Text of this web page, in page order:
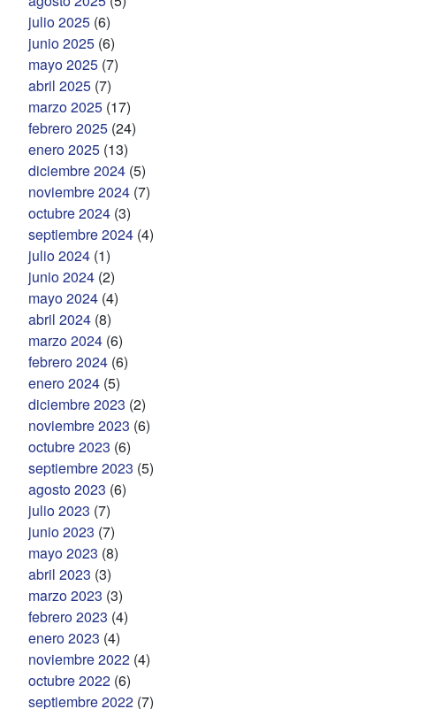
julio 2025 (6)
junio 2025 (6)
mayo 2025 (7)
abril 2025 (7)
marzo 2025 (17)
febrero 2025 (24)
enero 2025 (13)
diciembre 2024 (5)
noviembre 2024 (7)
octubre 2024 (3)
septiembre 2024 (4)
julio 2024 (1)
junio 2024 (2)
mayo 2024 (4)
abril 2024 (8)
marzo 2024 (6)
febrero 2024 (6)
enero 2024 (5)
diciembre 2023 (2)
noviembre 2023 (6)
octubre 2023 (6)
septiembre 2023 (5)
agosto 2023 (6)
julio 2023 (7)
junio 2023 (7)
mayo 2023 (8)
abril 2023 (3)
marzo 2023 (3)
febrero 2023 (4)
enero 2023 (4)
noviembre 2022 (4)
octubre 2022 (6)
septiembre 2022 (7)